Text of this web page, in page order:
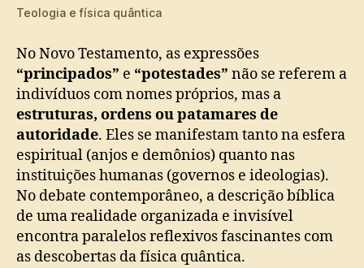
Teologia e física quântica
No Novo Testamento, as expressões
“principados” e “potestades” não se referem a
indivíduos com nomes próprios, mas a
estruturas, ordens ou patamares de
autoridade. Eles se manifestam tanto na esfera
espiritual (anjos e demônios) quanto nas
instituições humanas (governos e ideologias).
No debate contemporâneo, a descrição bíblica
de uma realidade organizada e invisível
encontra paralelos reflexivos fascinantes com
as descobertas da física quântica.